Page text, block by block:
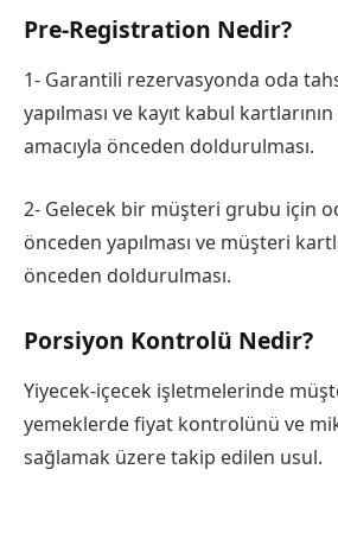
Pre-Registration Nedir?
1- Garantili rezervasyonda oda
yapılması ve kayıt kabul
amacıyla önceden doldurulması.
2- Gelecek bir müşteri grubu için
önceden yapılması ve müşteri
önceden doldurulması.
Porsiyon Kontrolü Nedir?
Yiyecek-içecek işletmelerinde
yemeklerde fiyat kontrolünü ve
sağlamak üzere takip edilen usul.